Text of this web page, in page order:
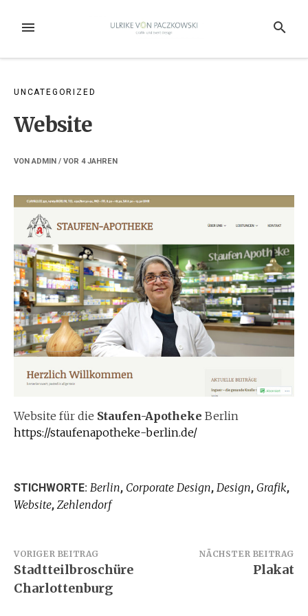
zumMENÜ SUCHE
UNCATEGORIZED
Website
VONADMIN / VOR 4 JAHREN
Website für die Staufen-Apotheke Berlin
https://staufenapotheke-berlin.de/
STICHWORTE: Berlin, Corporate Design, Design, Grafik,
Website, Zehlendorf
Beitragsnavigation
VORIGER BEITRAG
Stadtteilbroschüre
Charlottenburg
NÄCHSTER BEITRAG
Plakat